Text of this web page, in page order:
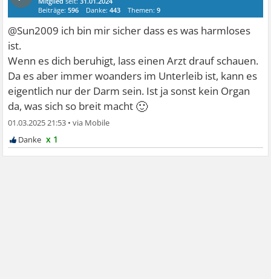
Beiträge:596 Danke:443 Themen:9
@Sun2009 ich bin mir sicher dass es was harmloses
ist.
Wenn es dich beruhigt, lass einen Arzt drauf schauen.
Da es aber immer woanders im Unterleib ist, kann es
eigentlich nur der Darm sein. Ist ja sonst kein Organ
da, was sich so breit macht 🙂
01.03.2025 21:53 •
x 1